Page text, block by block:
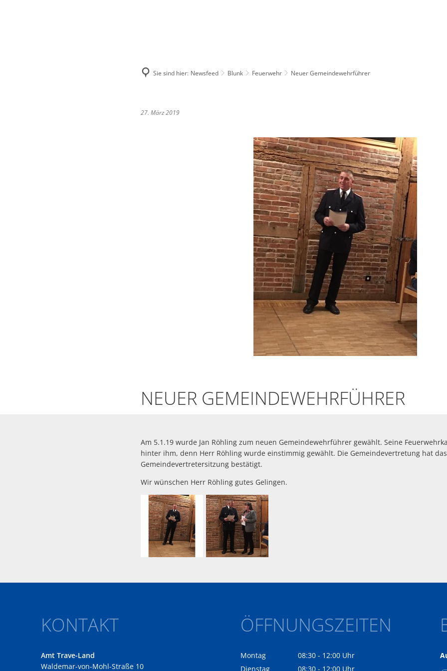
Sie sind hier: Newsfeed Blunk Feuerwehr Neuer Gemeindewehrführer
27. März 2019
NEUER GEMEINDEWEHRFÜHRER
Am 5.1.19 wurde Jan Röhling zum neuen Gemeindewehrführer gewählt. Seine
hinter ihm, denn Herr Röhling wurde einstimmig gewählt. Die Gemeindevertretung hat
Gemeindevertretersitzung bestätigt.
Wir wünschen Herr Röhling gutes Gelingen.
KONTAKT
Amt Trave-Land
Waldemar-von-Mohl-Straße 10
ÖFFNUNGSZEITEN
Montag 08:30 - 12:00 Uhr
Von 08:30 bis 12:00 Uhr
Dienstag 08:30 - 12:00 Uhr